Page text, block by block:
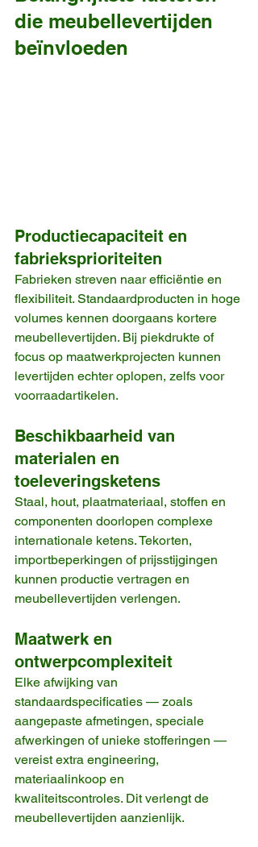
die meubellevertijden
beïnvloeden
Productiecapaciteit en
fabrieksprioriteiten
Fabrieken streven naar efficiëntie en
flexibiliteit. Standaardproducten in hoge
volumes kennen doorgaans kortere
meubellevertijden. Bij piekdrukte of
focus op maatwerkprojecten kunnen
levertijden echter oplopen, zelfs voor
voorraadartikelen.
Beschikbaarheid van
materialen en
toeleveringsketens
Staal, hout, plaatmateriaal, stoffen en
componenten doorlopen complexe
internationale ketens. Tekorten,
importbeperkingen of prijsstijgingen
kunnen productie vertragen en
meubellevertijden verlengen.
Maatwerk en
ontwerpcomplexiteit
Elke afwijking van
standaardspecificaties — zoals
aangepaste afmetingen, speciale
afwerkingen of unieke stofferingen —
vereist extra engineering,
materiaalinkoop en
kwaliteitscontroles. Dit verlengt de
meubellevertijden aanzienlijk.